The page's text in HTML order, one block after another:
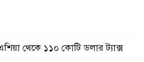
থেকে ১১০ কোটি ডলার ট্যাক্স